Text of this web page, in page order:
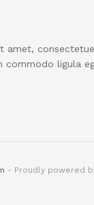
amet,
commodo ligula
- Proudly powered